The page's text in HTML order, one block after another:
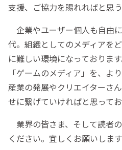
支援、ご協力を賜れればと思う
企業やユーザー個人も自由
代。組織としてのメディアを
に難しい環境になっており
「ゲームのメディア」を、よ
産業の発展やクリエイターさ
せに繋げていければと思ってお
業界の皆さま、そして読者
ください。宜しくお願いします